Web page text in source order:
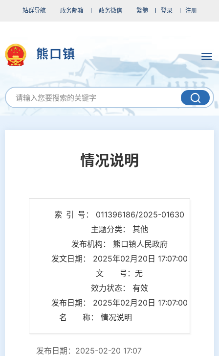
站群导航 政务邮箱 政务微信 繁體 登录 注册
熊口镇
情况说明
索 引 号： 011396186/2025-01630
主题分类： 其他
发布机构： 熊口镇人民政府
发文日期： 2025年02月20日 17:07:00
文 号：无
效力状态： 有效
发布日期： 2025年02月20日 17:07:00
名 称： 情况说明
发布日期：2025-02-20 17:07